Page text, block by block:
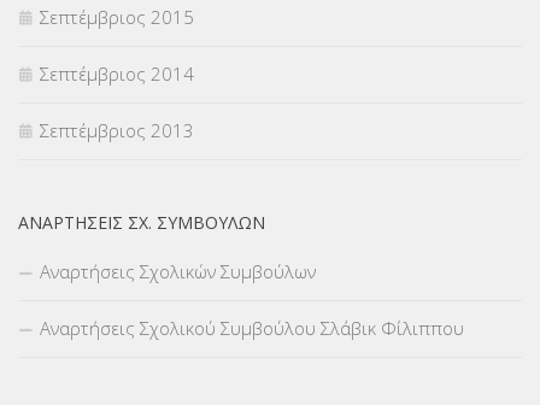
Σεπτέμβριος 2015
Σεπτέμβριος 2014
Σεπτέμβριος 2013
ΑΝΑΡΤΉΣΕΙΣ ΣΧ. ΣΥΜΒΟΎΛΩΝ
Αναρτήσεις Σχολικών Συμβούλων
Αναρτήσεις Σχολικού Συμβούλου Σλάβικ Φίλιππου